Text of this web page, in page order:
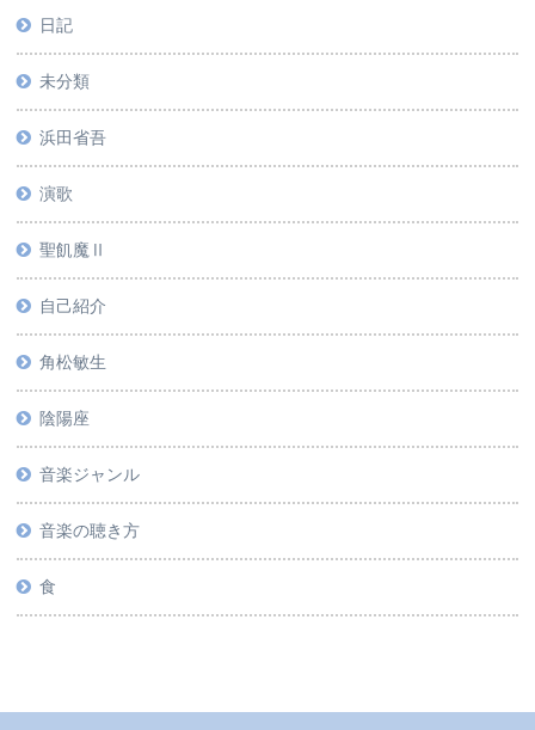
日記
未分類
浜田省吾
演歌
聖飢魔Ⅱ
自己紹介
角松敏生
陰陽座
音楽ジャンル
音楽の聴き方
食